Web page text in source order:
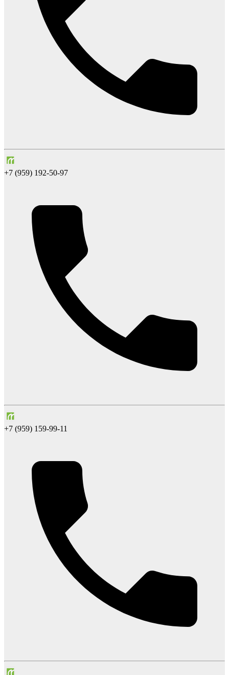
+7 (959) 192-50-97
+7 (959) 159-99-11